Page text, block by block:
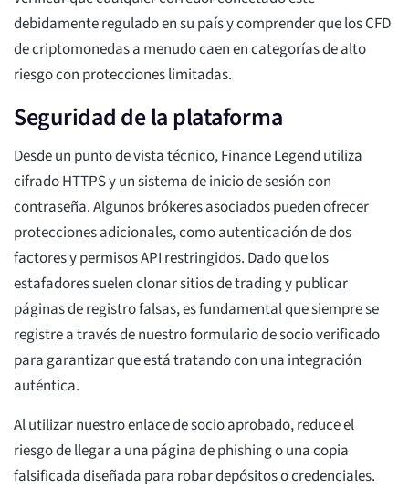
debidamente regulado en su país y comprender que los CFD
de criptomonedas a menudo caen en categorías de alto
riesgo con protecciones limitadas.
Seguridad de la plataforma
Desde un punto de vista técnico, Finance Legend utiliza
cifrado HTTPS y un sistema de inicio de sesión con
contraseña. Algunos brókeres asociados pueden ofrecer
protecciones adicionales, como autenticación de dos
factores y permisos API restringidos. Dado que los
estafadores suelen clonar sitios de trading y publicar
páginas de registro falsas, es fundamental que siempre se
registre a través de nuestro formulario de socio verificado
para garantizar que está tratando con una integración
auténtica.
Al utilizar nuestro enlace de socio aprobado, reduce el
riesgo de llegar a una página de phishing o una copia
falsificada diseñada para robar depósitos o credenciales.